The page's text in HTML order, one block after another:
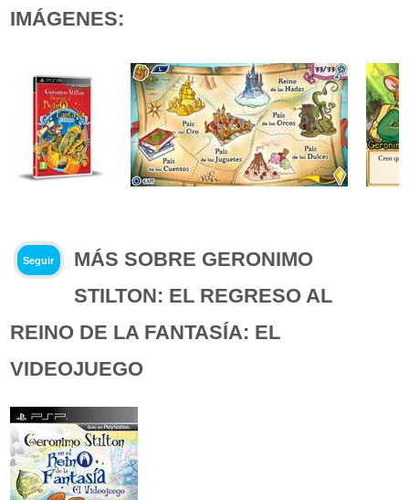
IMÁGENES:
Seguir
MÁS SOBRE GERONIMO
STILTON: EL REGRESO AL
REINO DE LA FANTASÍA: EL
VIDEOJUEGO